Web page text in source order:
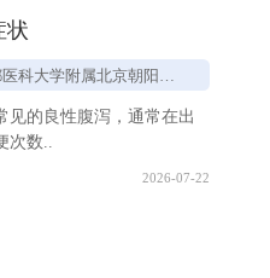
状
大学附属北京朝阳医院
见的良性腹泻，通常在出
数..
2026-07-22